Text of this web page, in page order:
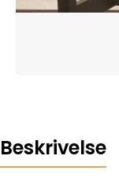
Beskrivelse